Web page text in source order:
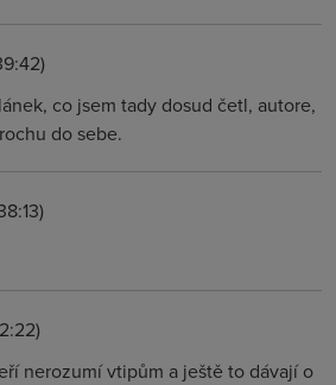
co jsem tady dosud četl, autore,
do sebe.
nerozumí vtipům a ještě to dávají o